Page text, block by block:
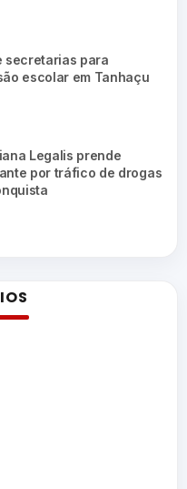
secretarias para
escolar em Tanhaçu
Legalis prende
por tráfico de drogas